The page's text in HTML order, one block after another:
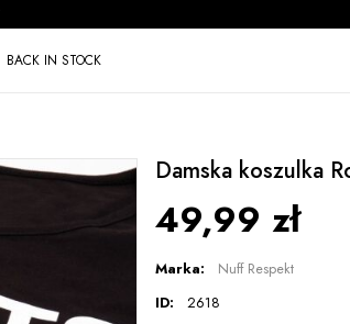
BACK IN STOCK
Damska koszulka
49,99 zł
Marka:
Nuff Respekt
ID:
2618